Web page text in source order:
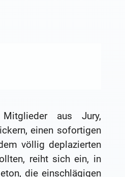
aus Jury,
einen sofortigen
völlig deplazierten
reiht sich ein, in
die einschlägigen